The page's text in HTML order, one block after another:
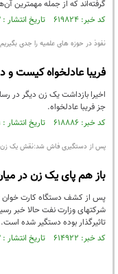
گرفته‌اند که از جمله مهمترین
کد خبر: ۶۱۹۸۲۴ تاریخ انتشار : ۱۳۹۸/۰۵/۰۳
نفوذ در حوزه های علمیه را جدی بگیریم
فریبا عادلخواه کیست
اخیرا بازداشت یک زن دیگر در
جز فریبا عادلخواه.
کد خبر: ۶۱۸۸۸۶ تاریخ انتشار : ۱۳۹۸/۰۴/۲۹
پس از دستگیری فاش شد:نقش یک زن نفوذی در
باز هم پای یک زن در
پس از کشف دستگاه کارت خوان
تاثیرگذار بوده دستگیر شده است.
کد خبر: ۶۱۴۹۲۲ تاریخ انتشار : ۱۳۹۸/۰۴/۰۳